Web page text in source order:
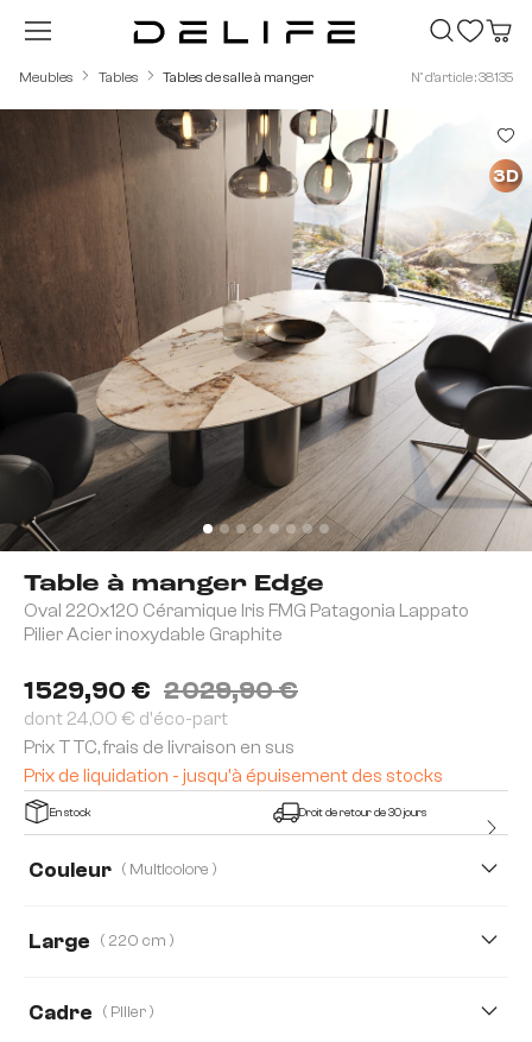
Passer au contenu principal
Meubles Tables Tables de salle à manger N° d'article : 38135
Table à manger Edge
Oval 220x120 Céramique Iris FMG Patagonia Lappato
Pilier Acier inoxydable Graphite
1 529,90 € 2 029,90 €
dont 24,00 € d'éco-part
Prix TTC, frais de livraison en sus
Prix de liquidation - jusqu'à épuisement des stocks
En stock Droit de retour de 30 jours
Couleur ( Multicolore )
Large ( 220 cm )
Cadre ( Pilier )
Ignorer la galerie d'images
3D